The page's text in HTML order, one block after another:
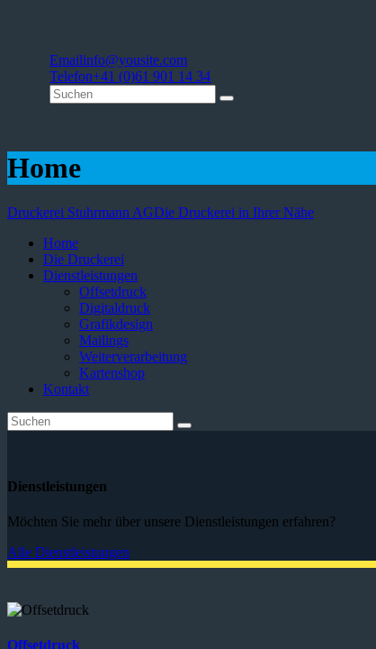
Emailinfo@yousite.com
Telefon+41 (0)61 901 14 34
Home
Druckerei Stuhrmann AGDie Druckerei in Ihrer Nähe
Home
Die Druckerei
Dienstleistungen
Offsetdruck
Digitaldruck
Grafikdesign
Mailings
Weiterverarbeitung
Kartenshop
Kontakt
Dienstleistungen
Möchten Sie mehr über unsere Dienstleistungen erfahren?
Alle Dienstleistungen
Offsetdruck